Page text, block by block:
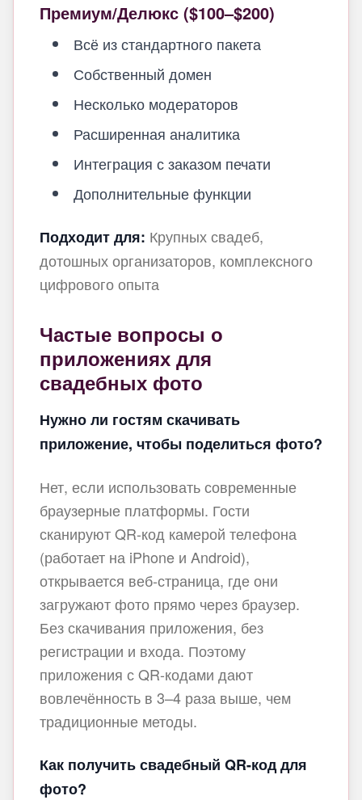
Премиум/Делюкс ($100–$200)
Всё из стандартного пакета
Собственный домен
Несколько модераторов
Расширенная аналитика
Интеграция с заказом печати
Дополнительные функции
Подходит для: Крупных свадеб,
дотошных организаторов, комплексного
цифрового опыта
Частые вопросы о
приложениях для
свадебных фото
Нужно ли гостям скачивать
приложение, чтобы поделиться фото?
Нет, если использовать современные
браузерные платформы. Гости
сканируют QR-код камерой телефона
(работает на iPhone и Android),
открывается веб‑страница, где они
загружают фото прямо через браузер.
Без скачивания приложения, без
регистрации и входа. Поэтому
приложения с QR-кодами дают
вовлечённость в 3–4 раза выше, чем
традиционные методы.
Как получить свадебный QR-код для
фото?